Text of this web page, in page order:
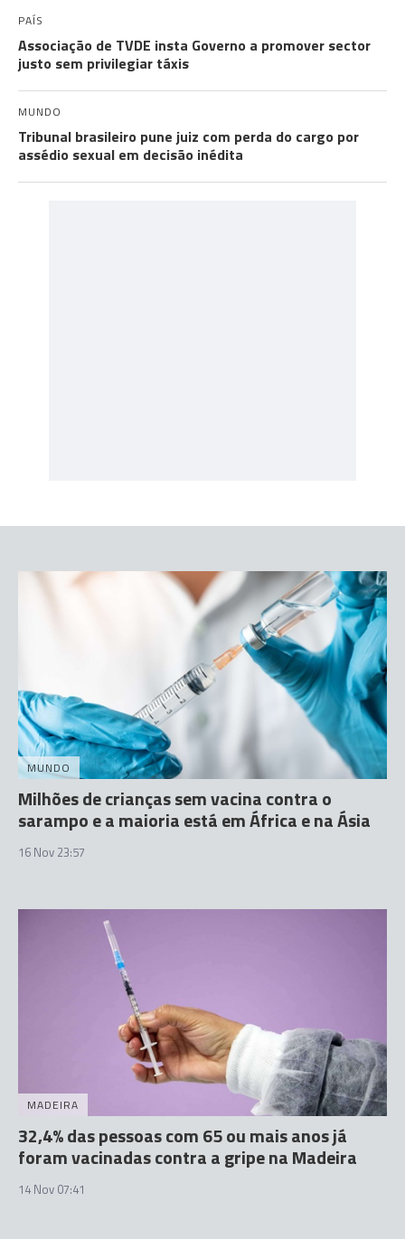
PAÍS
Associação de TVDE insta Governo a promover sector
justo sem privilegiar táxis
MUNDO
Tribunal brasileiro pune juiz com perda do cargo por
assédio sexual em decisão inédita
MUNDO
Milhões de crianças sem vacina contra o
sarampo e a maioria está em África e na Ásia
16 Nov 23:57
MADEIRA
32,4% das pessoas com 65 ou mais anos já
foram vacinadas contra a gripe na Madeira
14 Nov 07:41